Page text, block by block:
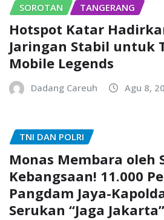
SOROTAN
TANGERANG
Hotspot Katar
Jaringan Stabil untuk
Mobile Legends
Dadang Careuh Agu 8,
TNI DAN POLRI
Monas Membara oleh
Kebangsaan! 11.000
Pangdam Jaya-
Serukan “Jaga Jakarta”